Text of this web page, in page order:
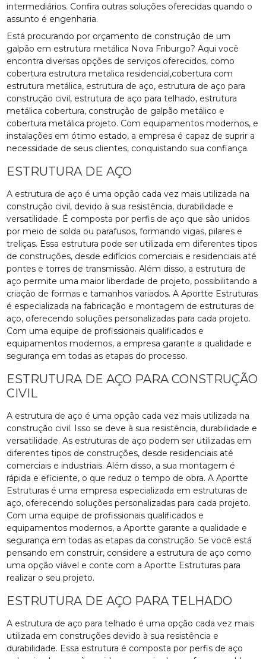
intermediários. Confira outras soluções oferecidas quando o
assunto é engenharia.
Está procurando por orçamento de construção de um
galpão em estrutura metálica Nova Friburgo? Aqui você
encontra diversas opções de serviços oferecidos, como
cobertura estrutura metalica residencial,cobertura com
estrutura metálica, estrutura de aço, estrutura de aço para
construção civil, estrutura de aço para telhado, estrutura
metálica cobertura, construção de galpão metálico e
cobertura metálica projeto. Com equipamentos modernos, e
instalações em ótimo estado, a empresa é capaz de suprir a
necessidade de seus clientes, conquistando sua confiança.
ESTRUTURA DE AÇO
A estrutura de aço é uma opção cada vez mais utilizada na
construção civil, devido à sua resistência, durabilidade e
versatilidade. É composta por perfis de aço que são unidos
por meio de solda ou parafusos, formando vigas, pilares e
treliças. Essa estrutura pode ser utilizada em diferentes tipos
de construções, desde edifícios comerciais e residenciais até
pontes e torres de transmissão. Além disso, a estrutura de
aço permite uma maior liberdade de projeto, possibilitando a
criação de formas e tamanhos variados. A Aportte Estruturas
é especializada na fabricação e montagem de estruturas de
aço, oferecendo soluções personalizadas para cada projeto.
Com uma equipe de profissionais qualificados e
equipamentos modernos, a empresa garante a qualidade e
segurança em todas as etapas do processo.
ESTRUTURA DE AÇO PARA CONSTRUÇÃO
CIVIL
A estrutura de aço é uma opção cada vez mais utilizada na
construção civil. Isso se deve à sua resistência, durabilidade e
versatilidade. As estruturas de aço podem ser utilizadas em
diferentes tipos de construções, desde residenciais até
comerciais e industriais. Além disso, a sua montagem é
rápida e eficiente, o que reduz o tempo de obra. A Aportte
Estruturas é uma empresa especializada em estruturas de
aço, oferecendo soluções personalizadas para cada projeto.
Com uma equipe de profissionais qualificados e
equipamentos modernos, a Aportte garante a qualidade e
segurança em todas as etapas da construção. Se você está
pensando em construir, considere a estrutura de aço como
uma opção viável e conte com a Aportte Estruturas para
realizar o seu projeto.
ESTRUTURA DE AÇO PARA TELHADO
A estrutura de aço para telhado é uma opção cada vez mais
utilizada em construções devido à sua resistência e
durabilidade. Essa estrutura é composta por perfis de aço